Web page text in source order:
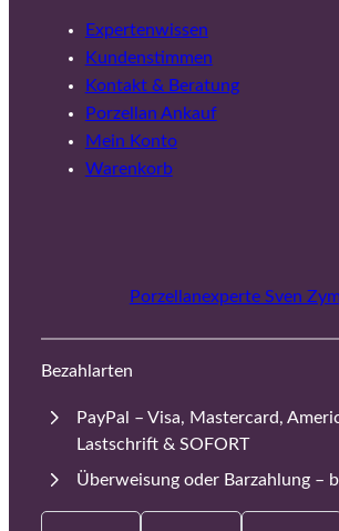
Expertenwissen
Kundenstimmen
Kontakt & Beratung
Porzellan Ankauf
Mein Konto
Warenkorb
Porzellanexperte Sven
Bezahlarten
PayPal – Visa, Mastercard,
Lastschrift & SOFORT
Überweisung oder Barzahlung –